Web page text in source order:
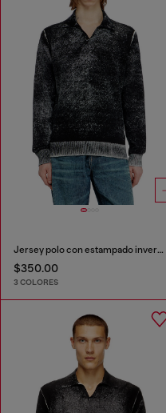
Jersey polo con estampado inverso desteñido
$350.00
3 COLORES